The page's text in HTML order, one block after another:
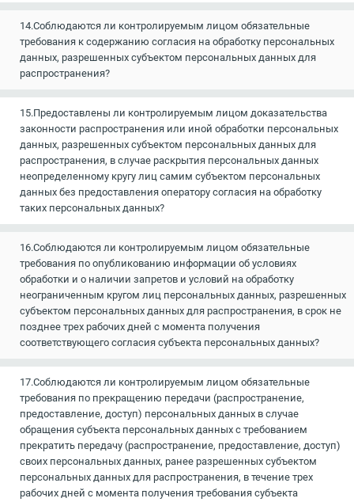
14.Соблюдаются ли контролируемым лицом обязательные
требования к содержанию согласия на обработку персональных
данных, разрешенных субъектом персональных данных для
распространения?
15.Предоставлены ли контролируемым лицом доказательства
законности распространения или иной обработки персональных
данных, разрешенных субъектом персональных данных для
распространения, в случае раскрытия персональных данных
неопределенному кругу лиц самим субъектом персональных
данных без предоставления оператору согласия на обработку
таких персональных данных?
16.Соблюдаются ли контролируемым лицом обязательные
требования по опубликованию информации об условиях
обработки и о наличии запретов и условий на обработку
неограниченным кругом лиц персональных данных, разрешенных
субъектом персональных данных для распространения, в срок не
позднее трех рабочих дней с момента получения
соответствующего согласия субъекта персональных данных?
17.Соблюдаются ли контролируемым лицом обязательные
требования по прекращению передачи (распространение,
предоставление, доступ) персональных данных в случае
обращения субъекта персональных данных с требованием
прекратить передачу (распространение, предоставление, доступ)
своих персональных данных, ранее разрешенных субъектом
персональных данных для распространения, в течение трех
рабочих дней с момента получения требования субъекта